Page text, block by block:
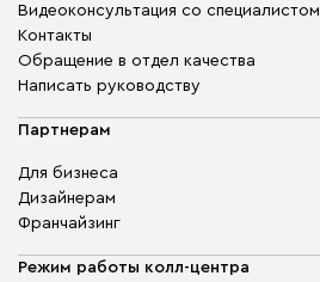
Видеоконсультация со специалистом
Контакты
Обращение в отдел качества
Написать руководству
Партнерам
Для бизнеса
Дизайнерам
Франчайзинг
Режим работы колл-центра